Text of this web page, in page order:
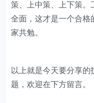
策、上中策、上下策。
全面，这才是一个合格
家共勉。
以上就是今天要分享
题，欢迎在下方留言。